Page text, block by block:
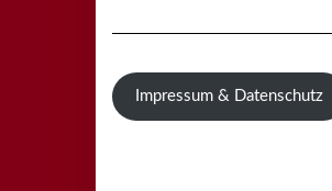
Impressum & Datenschutz